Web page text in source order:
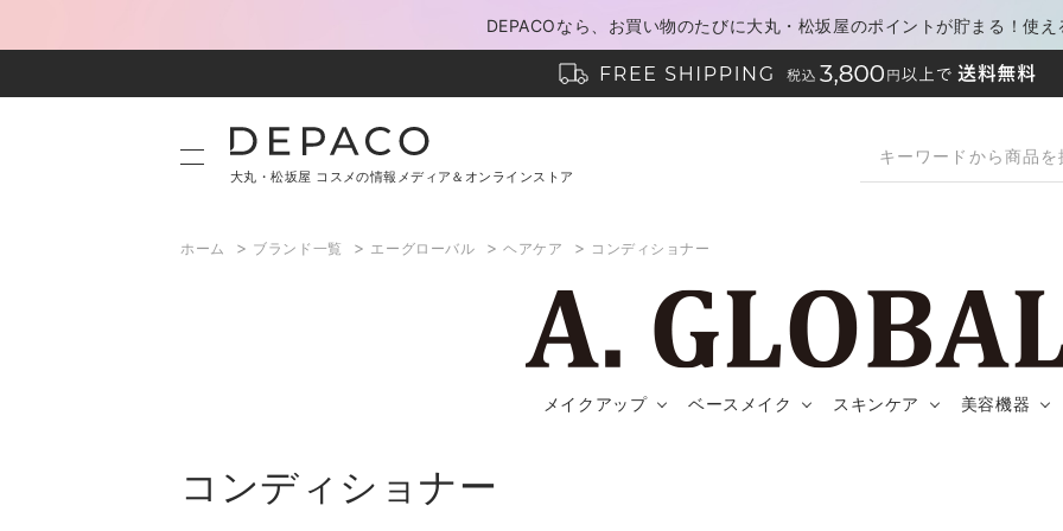
DEPACOなら、お買い物のたびに大丸・松坂屋のポイントが貯まる！使え
大丸・松坂屋 コスメの情報メディア＆オンラインストア
ホーム > ブランド一覧 > エーグローバル >ヘアケア > コンディショナー
メイクアップ ベースメイク スキンケア 美容機器
コンディショナー